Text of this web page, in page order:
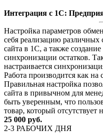
Интеграция с 1С:
Настройка параметров
себя реализацию различных
сайта в 1С, а также
синхронизации остатков.
настраивается
Работа производится как на
Правильная настройка
сайта в привычном для
быть уверенным, что
товар, который отсутствует
25 000 руб.
2-3 РАБОЧИХ ДНЯ